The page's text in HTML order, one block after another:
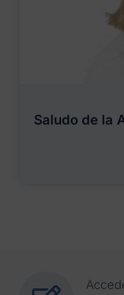
Saludo de la